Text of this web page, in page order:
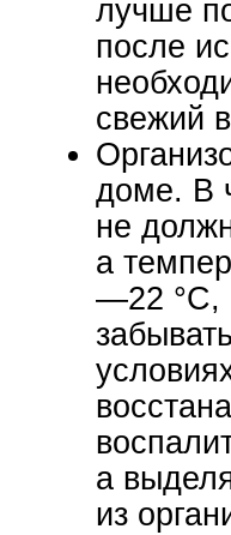
лучше
после
свежий
доме. В
не
а
—22 °С,
а
из